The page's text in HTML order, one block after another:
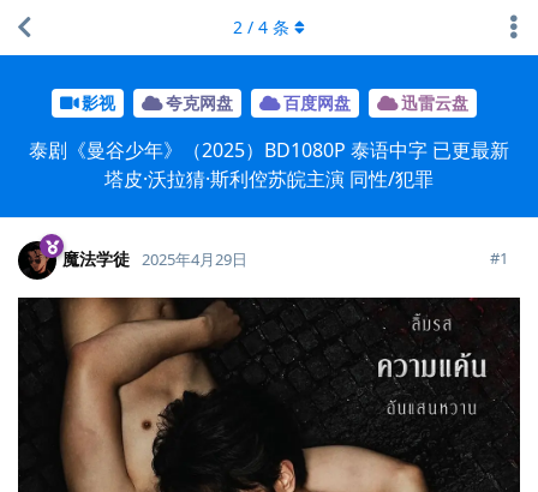
影视 夸克网盘 百度网盘 迅雷云盘
泰剧《曼谷少年》（2025）BD1080P 泰语中字 已更最新
塔皮·沃拉猜·斯利倥苏皖主演 同性/犯罪
2 / 4 条
魔法学徒 2025年4月29日 #1